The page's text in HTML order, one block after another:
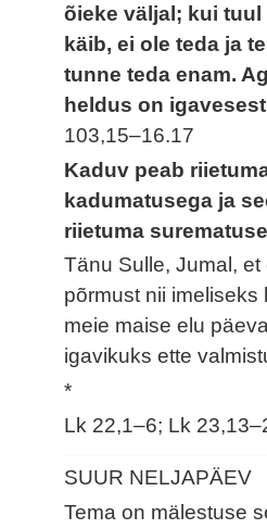
õieke väljal; kui tuul
käib, ei ole teda ja
tunne teda enam.
heldus on
103,15–16.17
Kaduv peab
kadumatusega ja
riietuma
Tänu Sulle, Jumal, et
põrmust nii imeliseks
meie maise elu
igavikuks ette
*
Lk 22,1–6; Lk
SUUR NELJAPÄEV
Tema on mälestuse